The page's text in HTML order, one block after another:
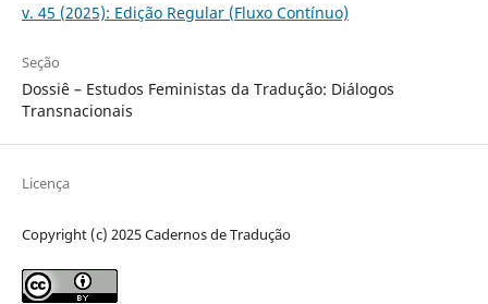
v. 45 (2025): Edição Regular (Fluxo Contínuo)
Seção
Dossiê – Estudos Feministas da Tradução: Diálogos
Transnacionais
Licença
Copyright (c) 2025 Cadernos de Tradução